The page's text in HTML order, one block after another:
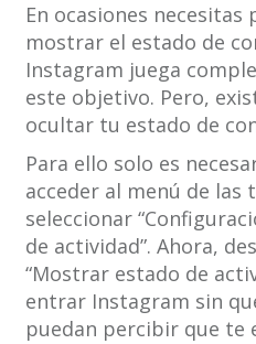
En ocasiones
mostrar el estado de
Instagram juega
este objetivo. Pero,
ocultar tu estado de
Para ello solo es
acceder al menú de las
seleccionar
de actividad”. Ahora,
“Mostrar estado de
entrar Instagram sin
puedan percibir que te